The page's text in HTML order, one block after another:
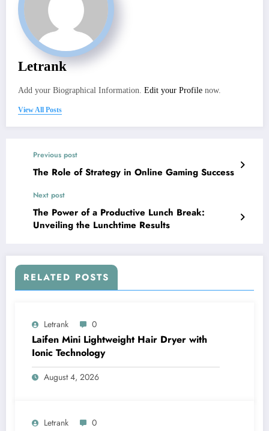
Letrank
Add your Biographical Information. Edit your Profile now.
View All Posts
Previous post
The Role of Strategy in Online Gaming Success
Next post
The Power of a Productive Lunch Break:
Unveiling the Lunchtime Results
RELATED POSTS
Letrank 0
Laifen Mini Lightweight Hair Dryer with
Ionic Technology
August 4, 2026
Letrank 0